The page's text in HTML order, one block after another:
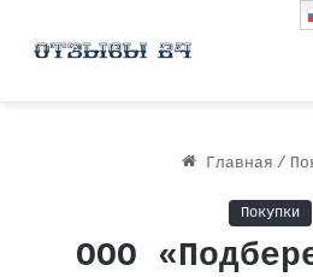
Главная /
Покупки
ООО